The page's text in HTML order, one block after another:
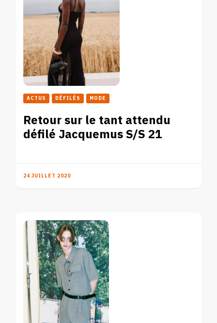
ACTUS DÉFILÉS MODE
Retour sur le tant attendu
défilé Jacquemus S/S 21
24 JUILLET 2020